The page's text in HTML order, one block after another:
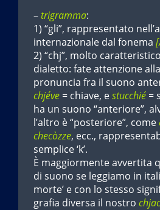
–trigramma:
1) “gli”, rappresentato
internazionale dal fonema
2) “chj”, molto
dialetto: fate attenzione
pronuncia fra il suono
chjéve = chiave, estucchié =
ha un suono “anteriore”,
l’altro è “posteriore”, come
checòzze, ecc.,
semplice ‘k’.
È maggiormente avvertita
di suono se leggiamo in
morte’ e con lo stesso
grafia diversa il nostro